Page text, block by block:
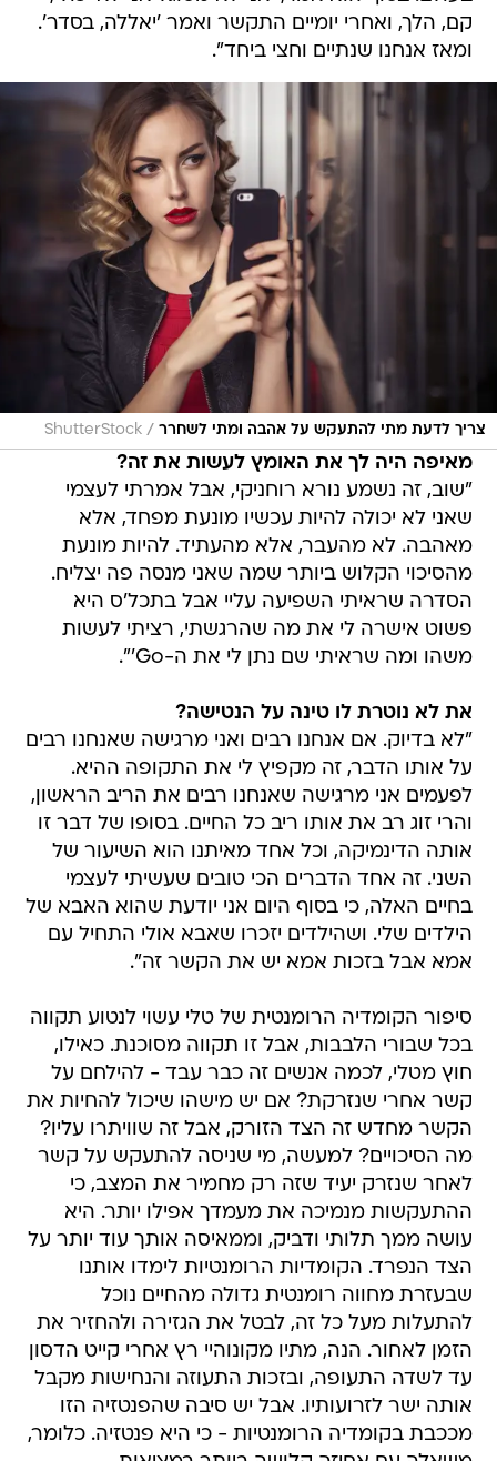
קם, הלך, ואחרי יומיים התקשר ואמר 'יאללה, בסדר'.
ומאז אנחנו שנתיים וחצי ביחד".
צריך לדעת מתי להתעקש על אהבה ומתי לשחרר /
ShutterStock
מאיפה היה לך את האומץ לעשות את זה?
"שוב, זה נשמע נורא רוחניקי, אבל אמרתי לעצמי
שאני לא יכולה להיות עכשיו מונעת מפחד, אלא
מאהבה. לא מהעבר, אלא מהעתיד. להיות מונעת
מהסיכוי הקלוש ביותר שמה שאני מנסה פה יצליח.
הסדרה שראיתי השפיעה עליי אבל בתכל'ס היא
פשוט אישרה לי את מה שהרגשתי, רציתי לעשות
משהו ומה שראיתי שם נתן לי את ה-Go'".
את לא נוטרת לו טינה על הנטישה?
"לא בדיוק. אם אנחנו רבים ואני מרגישה שאנחנו רבים
על אותו הדבר, זה מקפיץ לי את התקופה ההיא.
לפעמים אני מרגישה שאנחנו רבים את הריב הראשון,
והרי זוג רב את אותו ריב כל החיים. בסופו של דבר זו
אותה הדינמיקה, וכל אחד מאיתנו הוא השיעור של
השני. זה אחד הדברים הכי טובים שעשיתי לעצמי
בחיים האלה, כי בסוף היום אני יודעת שהוא האבא של
הילדים שלי. ושהילדים יזכרו שאבא אולי התחיל עם
אמא אבל בזכות אמא יש את הקשר זה".
סיפור הקומדיה הרומנטית של טלי עשוי לנטוע תקווה
בכל שבורי הלבבות, אבל זו תקווה מסוכנת. כאילו,
חוץ מטלי, לכמה אנשים זה כבר עבד - להילחם על
קשר אחרי שנזרקת? אם יש מישהו שיכול להחיות את
הקשר מחדש זה הצד הזורק, אבל זה שוויתרו עליו?
מה הסיכויים? למעשה, מי שניסה להתעקש על קשר
לאחר שנזרק יעיד שזה רק מחמיר את המצב, כי
ההתעקשות מנמיכה את מעמדך אפילו יותר. היא
עושה ממך תלותי ודביק, וממאיסה אותך עוד יותר על
הצד הנפרד. הקומדיות הרומנטיות לימדו אותנו
שבעזרת מחווה רומנטית גדולה מהחיים נוכל
להתעלות מעל כל זה, לבטל את הגזירה ולהחזיר את
הזמן לאחור. הנה, מתיו מקונוהיי רץ אחרי קייט הדסון
עד לשדה התעופה, ובזכות התעוזה והנחישות מקבל
אותה ישר לזרועותיו. אבל יש סיבה שהפנטזיה הזו
מככבת בקומדיה הרומנטיות - כי היא פנטזיה. כלומר,